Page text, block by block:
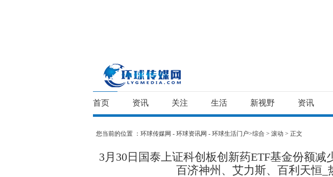
首页 资讯 关注 生活 新视野 资讯
您当前的位置 ：环球传媒网 - 环球资讯网 - 环球生活门户>综合 >滚动 > 正文
3月30日国泰上证科创板创新药ETF基金份额减
百济神州、艾力斯、百利天恒_